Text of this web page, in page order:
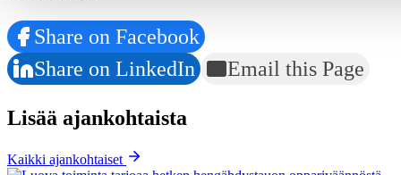
Share on Facebook
Share on LinkedIn
Email this Page
Lisää ajankohtaista
Kaikki ajankohtaiset